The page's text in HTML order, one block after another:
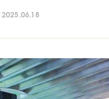
学入門） 主な行事
年間の
友人葬
2025.06.18